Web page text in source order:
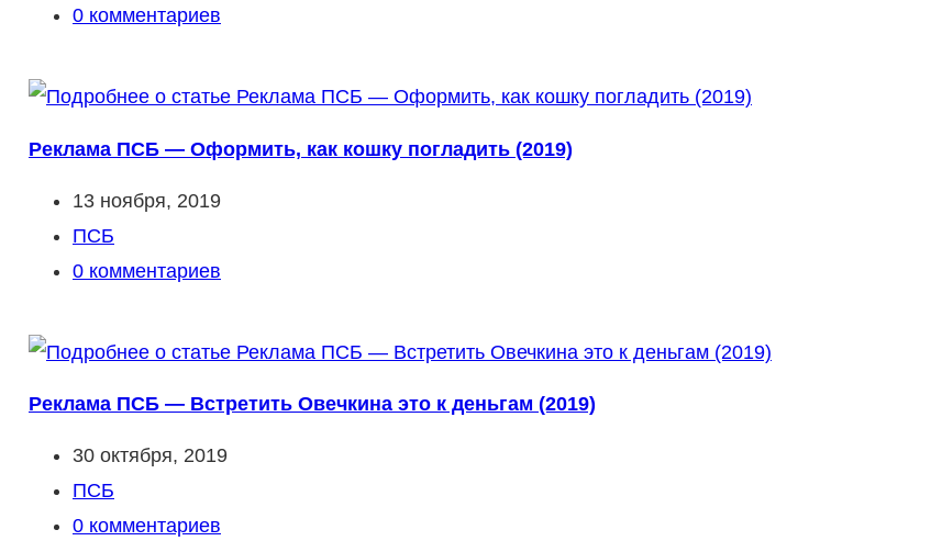
записи:
Комментарии
записи:
0 комментариев
Реклама ПСБ — Оформить, как кошку погладить (2019)
Запись
опубликована:
13 ноября, 2019
Рубрика
записи:
ПСБ
Комментарии
записи:
0 комментариев
Реклама ПСБ — Встретить Овечкина это к деньгам (2019)
Запись
опубликована:
30 октября, 2019
Рубрика
записи:
ПСБ
Комментарии
0 комментариев